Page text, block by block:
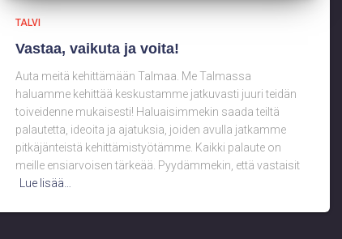
TALVI
Vastaa, vaikuta ja voita!
Auta meitä kehittämään Talmaa. Me Talmassa
haluamme kehittää keskustamme jatkuvasti juuri teidän
toiveidenne mukaisesti! Haluaisimmekin saada teiltä
palautetta, ideoita ja ajatuksia, joiden avulla jatkamme
pitkäjänteistä kehittämistyötämme. Kaikki palaute on
meille ensiarvoisen tärkeää. Pyydämmekin, että vastaisit
Lue lisää…